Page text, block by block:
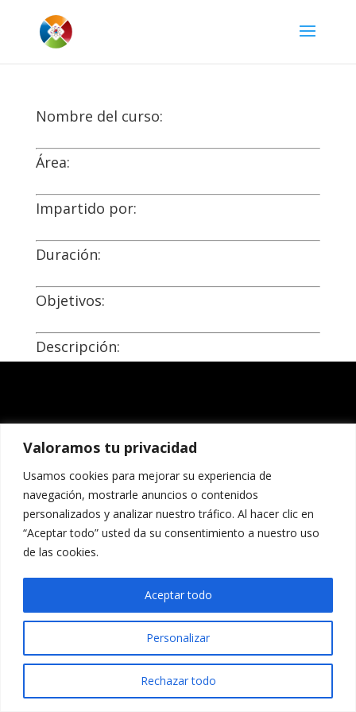
Valoramos tu privacidad
Usamos cookies para mejorar su experiencia de
navegación, mostrarle anuncios o contenidos
personalizados y analizar nuestro tráfico. Al hacer clic en
“Aceptar todo” usted da su consentimiento a nuestro uso
de las cookies.
Personalizar
Rechazar todo
Aceptar todo
Nombre del curso:
Área:
Impartido por:
Duración:
Objetivos:
Descripción: